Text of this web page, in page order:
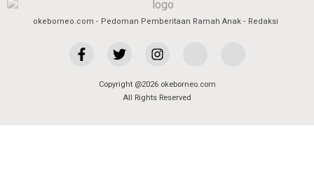
okeborneo.com Pedoman Pemberitaan Ramah Anak Redaksi
Copyright @2026 okeborneo.com
All Rights Reserved